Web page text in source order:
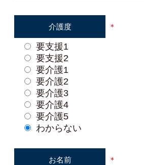
介護度 ＊
要支援1
要支援2
要介護1
要介護2
要介護3
要介護4
要介護5
わからない
お名前 ＊